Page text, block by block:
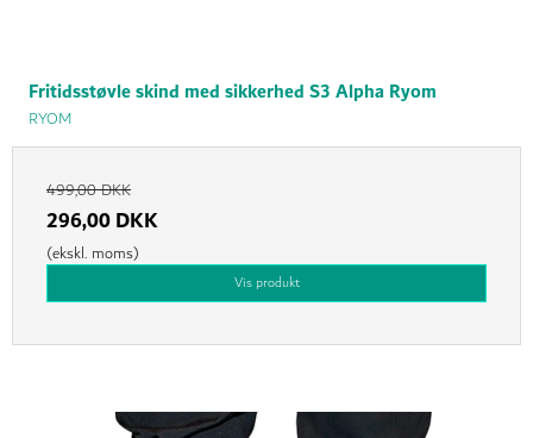
Fritidsstøvle skind med sikkerhed S3 Alpha Ryom
RYOM
499,00 DKK
296,00 DKK
(ekskl. moms)
Vis produkt